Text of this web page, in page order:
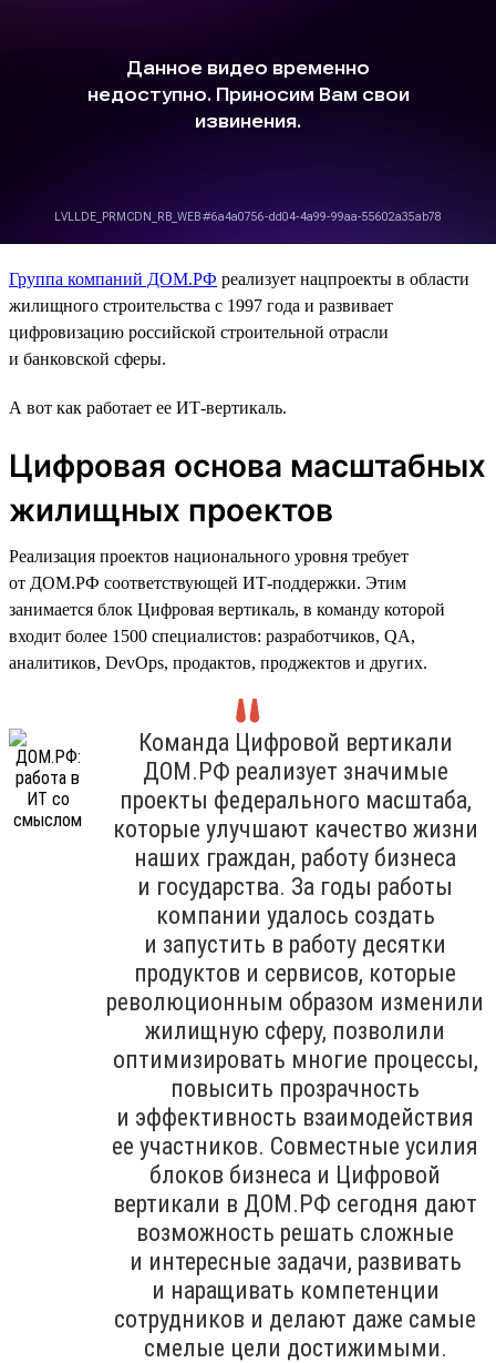
Группа компаний ДОМ.РФ реализует нацпроекты в области
жилищного строительства с 1997 года и развивает
цифровизацию российской строительной отрасли
и банковской сферы.
А вот как работает ее ИТ-вертикаль.
Цифровая основа масштабных
жилищных проектов
Реализация проектов национального уровня требует
от ДОМ.РФ соответствующей ИТ-поддержки. Этим
занимается блок Цифровая вертикаль, в команду которой
входит более 1500 специалистов: разработчиков, QA,
аналитиков, DevOps, продактов, проджектов и других.
Команда Цифровой вертикали
ДОМ.РФ реализует значимые
проекты федерального масштаба,
которые улучшают качество жизни
наших граждан, работу бизнеса
и государства. За годы работы
компании удалось создать
и запустить в работу десятки
продуктов и сервисов, которые
революционным образом изменили
жилищную сферу, позволили
оптимизировать многие процессы,
повысить прозрачность
и эффективность взаимодействия
ее участников. Совместные усилия
блоков бизнеса и Цифровой
вертикали в ДОМ.РФ сегодня дают
возможность решать сложные
и интересные задачи, развивать
и наращивать компетенции
сотрудников и делают даже самые
смелые цели достижимыми.